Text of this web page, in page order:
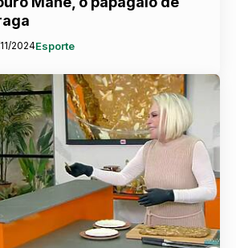
2024Esporte